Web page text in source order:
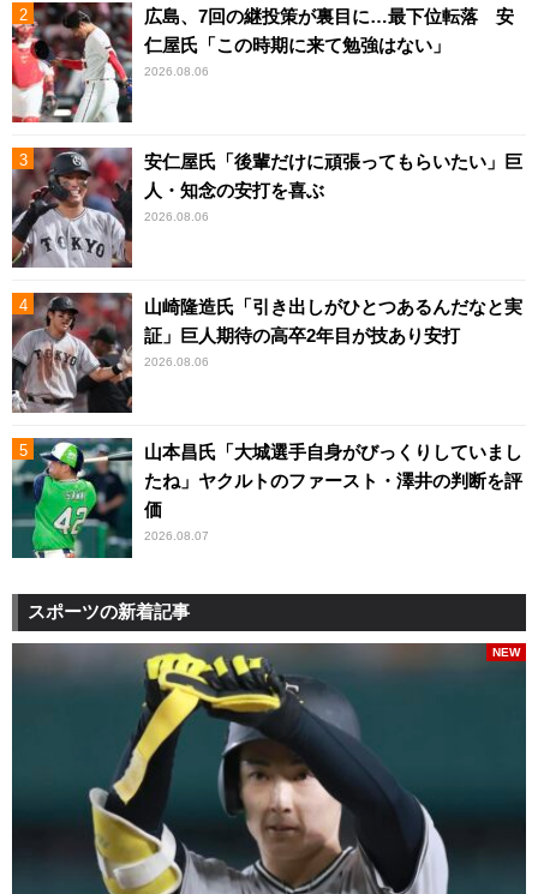
広島、7回の継投策が裏目に…最下位転落 安
仁屋氏「この時期に来て勉強はない」
2026.08.06
安仁屋氏「後輩だけに頑張ってもらいたい」巨
人・知念の安打を喜ぶ
2026.08.06
山崎隆造氏「引き出しがひとつあるんだなと実
証」巨人期待の高卒2年目が技あり安打
2026.08.06
山本昌氏「大城選手自身がびっくりしていまし
たね」ヤクルトのファースト・澤井の判断を評
価
2026.08.07
スポーツの新着記事
NEW